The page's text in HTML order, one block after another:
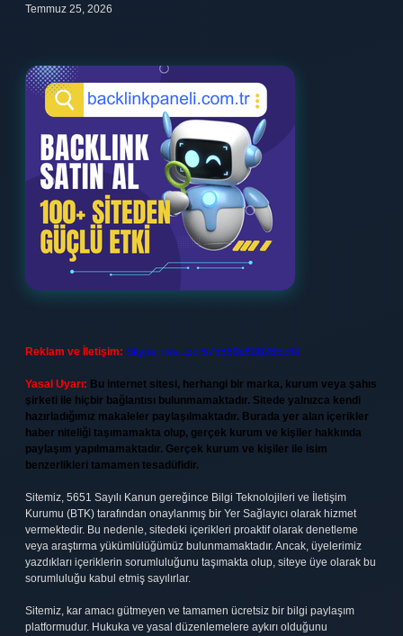
Temmuz 25, 2026
Reklam ve İletişim: Skype: live:.cid.575569c608265c69
Yasal Uyarı: Bu internet sitesi, herhangi bir marka, kurum veya şahıs
şirketi ile hiçbir bağlantısı bulunmamaktadır. Sitede yalnızca kendi
hazırladığımız makaleler paylaşılmaktadır. Burada yer alan içerikler
haber niteliği taşımamakta olup, gerçek kurum ve kişiler hakkında
paylaşım yapılmamaktadır. Gerçek kurum ve kişiler ile isim
benzerlikleri tamamen tesadüfidir.
Sitemiz, 5651 Sayılı Kanun gereğince Bilgi Teknolojileri ve İletişim
Kurumu (BTK) tarafından onaylanmış bir Yer Sağlayıcı olarak hizmet
vermektedir. Bu nedenle, sitedeki içerikleri proaktif olarak denetleme
veya araştırma yükümlülüğümüz bulunmamaktadır. Ancak, üyelerimiz
yazdıkları içeriklerin sorumluluğunu taşımakta olup, siteye üye olarak bu
sorumluluğu kabul etmiş sayılırlar.
Sitemiz, kar amacı gütmeyen ve tamamen ücretsiz bir bilgi paylaşım
platformudur. Hukuka ve yasal düzenlemelere aykırı olduğunu